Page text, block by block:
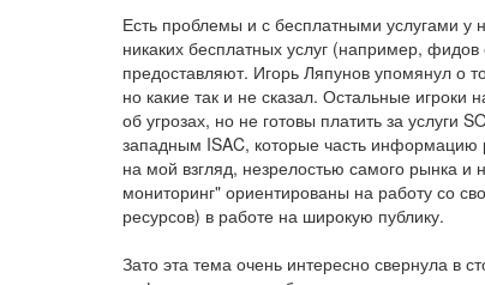
Есть проблемы и с бесплатными услугами у
никаких бесплатных услуг (например,
предоставляют. Игорь Ляпунов упомянул о
но какие так и не сказал. Остальные игроки
об угрозах, но не готовы платить за
западным ISAC, которые часть информацию
на мой взгляд, незрелостью самого рынка
мониторинг" ориентированы на работу со
ресурсов) в работе на широкую публику.
Зато эта тема очень интересно свернула в